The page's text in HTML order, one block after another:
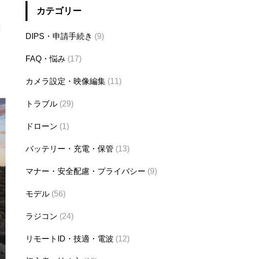
カテゴリー
DIPS・申請手続き (9)
FAQ・悩み (17)
カメラ設定・映像編集 (11)
トラブル (29)
ドローン (1)
バッテリー・充電・保管 (13)
マナー・安全配慮・プライバシー (9)
モデル (56)
ラジコン (24)
リモートID・技適・電波 (12)